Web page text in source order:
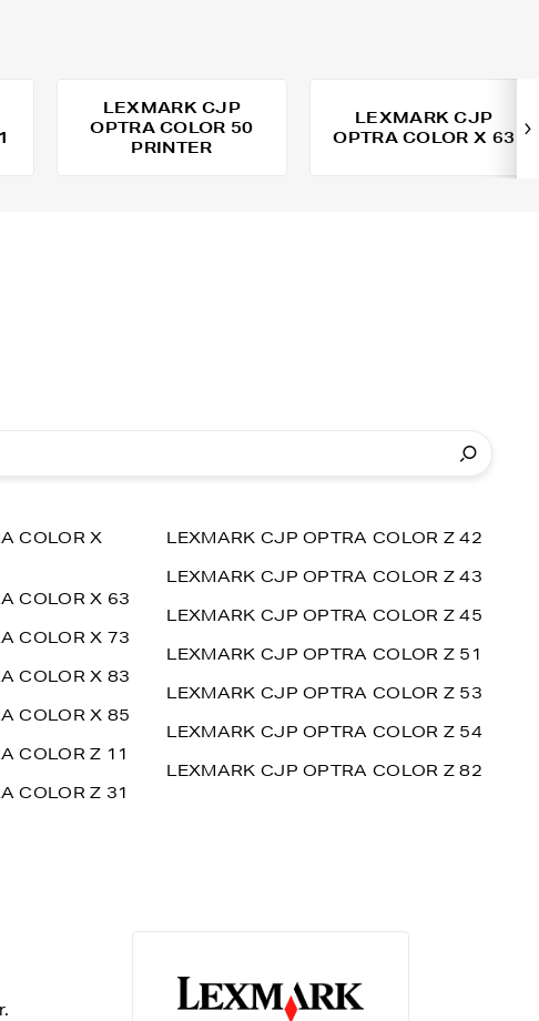
LEXMARK CJP
OPTRA COLOR 50
PRINTER
LEXMARK CJP
OPTRA COLOR X 63
COLOR X
COLOR X 63
COLOR X 73
COLOR X 83
COLOR X 85
COLOR Z 11
COLOR Z 31
LEXMARK CJP OPTRA COLOR Z 42
LEXMARK CJP OPTRA COLOR Z 43
LEXMARK CJP OPTRA COLOR Z 45
LEXMARK CJP OPTRA COLOR Z 51
LEXMARK CJP OPTRA COLOR Z 53
LEXMARK CJP OPTRA COLOR Z 54
LEXMARK CJP OPTRA COLOR Z 82